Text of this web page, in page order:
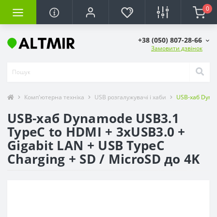
0
+38 (050) 807-28-66
Замовити дзвінок
Комп'ютерна техніка USB розгалужувачі і хаби USB-хаб
USB-хаб Dynamode USB3.1
TypeC to HDMI + 3хUSB3.0 +
Gigabit LAN + USB TypeC
Charging + SD / MicroSD до 4K